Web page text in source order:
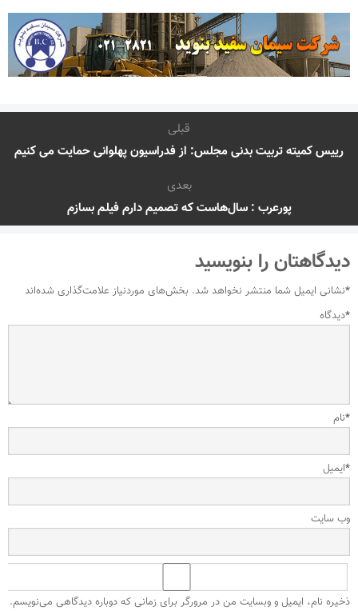
قبلی
رییس کمیته تربیت بدنی مجلس: از فدراسیون پهلوانی حمایت می کنیم
بعدی
پورعرب : سال‌هاست که تصمیم دارم فیلم بسازم
دیدگاهتان را بنویسید
نشانی ایمیل شما منتشر نخواهد شد. بخش‌های موردنیاز علامت‌گذاری شده‌اند
*
دیدگاه*
نام*
ایمیل*
وب‌ سایت
ذخیره نام، ایمیل و وبسایت من در مرورگر برای زمانی که دوباره دیدگاهی می‌نویسم.